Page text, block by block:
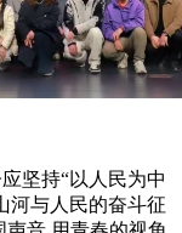
坚持“以人民为中
河与人民的奋斗征